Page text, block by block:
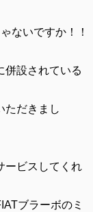
ないですか！！
併設されている
ただきまし
ービスしてくれ
ブラーボのミ